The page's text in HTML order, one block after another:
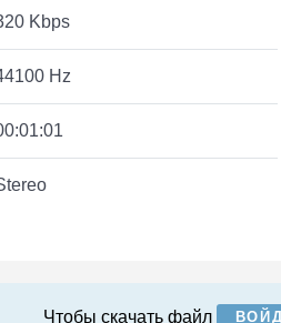
Kbps
Hz
Чтобы скачать файл